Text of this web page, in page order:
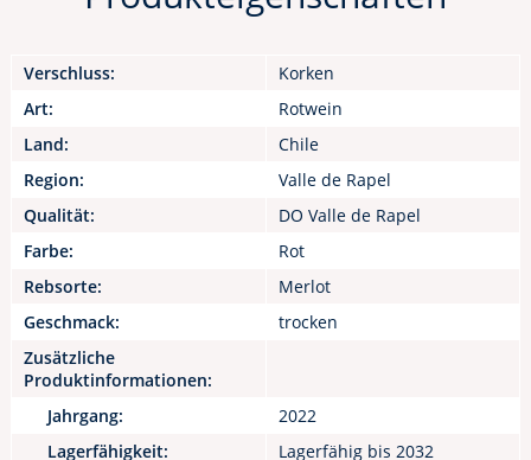
Verschluss:
Korken
Art:
Rotwein
Land:
Chile
Region:
Valle de Rapel
Qualität:
DO Valle de Rapel
Farbe:
Rot
Rebsorte:
Merlot
Geschmack:
trocken
Zusätzliche
Produktinformationen:
Jahrgang:
2022
Lagerfähigkeit:
Lagerfähig bis 2032